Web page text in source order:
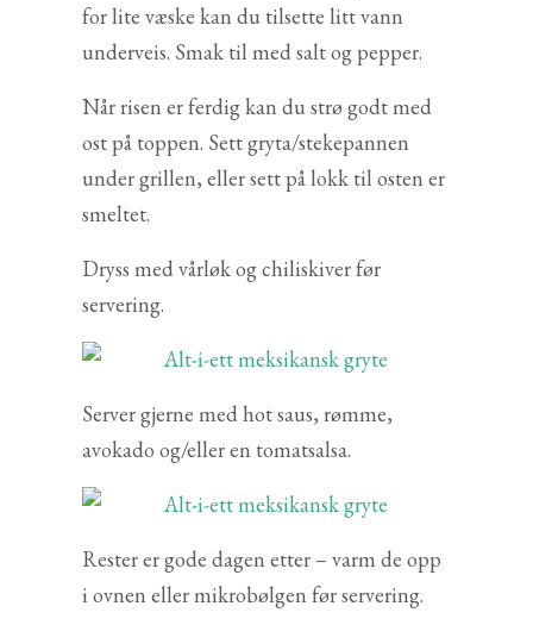
for lite væske kan du tilsette litt vann
underveis. Smak til med salt og pepper.
Når risen er ferdig kan du strø godt med
ost på toppen. Sett gryta/stekepannen
under grillen, eller sett på lokk til osten er
smeltet.
Dryss med vårløk og chiliskiver før
servering.
Server gjerne med hot saus, rømme,
avokado og/eller en tomatsalsa.
Rester er gode dagen etter – varm de opp
i ovnen eller mikrobølgen før servering.